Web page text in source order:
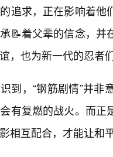
追求，正在影响着
📝着父辈的信念，
，也为新一代的忍者
到，“钢筋剧情”并
有复燃的战火。而
相互配合，才能让和